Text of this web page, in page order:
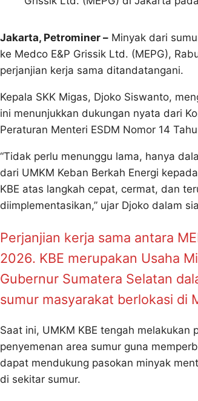
Jakarta, Petrominer – Minyak dari
ke Medco E&P Grissik Ltd. (MEPG),
perjanjian kerja sama ditandatangani.
Kepala SKK Migas, Djoko Siswanto,
ini menunjukkan dukungan nyata dari
Peraturan Menteri ESDM Nomor 14
“Tidak perlu menunggu lama, hanya
dari UMKM Keban Berkah Energi
KBE atas langkah cepat, cermat, dan
diimplementasikan,” ujar Djoko dalam
Perjanjian kerja sama antara
2026. KBE merupakan Usaha
Gubernur Sumatera Selatan
sumur masyarakat berlokasi di
Saat ini, UMKM KBE tengah
penyemenan area sumur guna
dapat mendukung pasokan minyak
di sekitar sumur.